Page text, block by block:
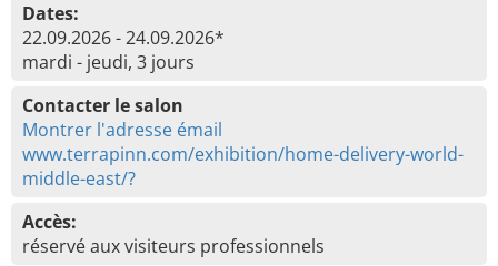
Dates:
22.09.2026 - 24.09.2026*
mardi - jeudi, 3 jours
Contacter le salon
Montrer l'adresse émail
www.terrapinn.com/exhibition/home-delivery-world-
middle-east/?
Accès:
réservé aux visiteurs professionnels